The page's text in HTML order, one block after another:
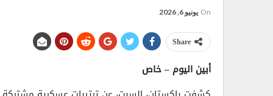
On يونيو 6, 2026
Share
أبين اليوم – خاص